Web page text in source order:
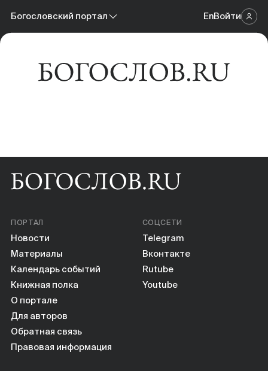
Богословский портал
Богословский портал
EnВойти
Новости
Научные инструменты
ПОРТАЛ
Новости
Материалы
Календарь событий
Книжная полка
О портале
Для авторов
Обратная связь
Правовая информация
СОЦСЕТИ
Telegram
Вконтакте
Rutube
Youtube